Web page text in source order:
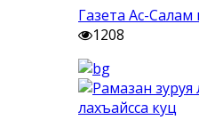
Газета Ас-Салам
1208